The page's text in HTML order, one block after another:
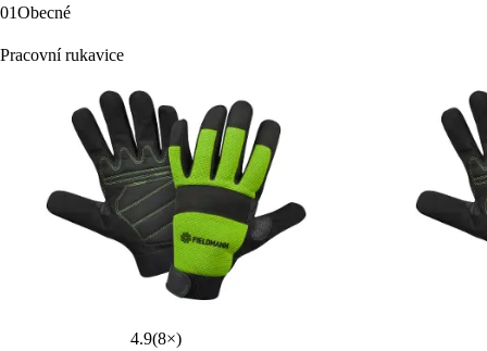
01Obecné
Pracovní rukavice
4.9(8×)